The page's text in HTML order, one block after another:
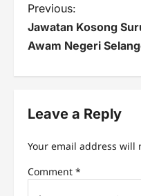
P
o
n
i
Previous:
Jawatan Kosong
Awam Negeri
Leave a Reply
Your email address will
Comment *